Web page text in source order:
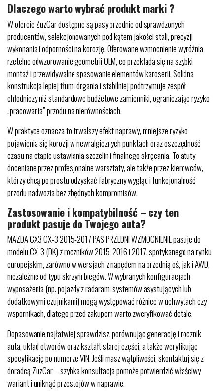
Dlaczego warto wybrać produkt marki ?
W ofercie ZuzCar dostępne są pasy przednie od sprawdzonych
producentów, selekcjonowanych pod kątem jakości stali, precyzji
wykonania i odporności na korozję. Oferowane wzmocnienie wyróżnia
rzetelne odwzorowanie geometrii OEM, co przekłada się na szybki
montaż i przewidywalne spasowanie elementów karoserii. Solidna
konstrukcja lepiej tłumi drgania i stabilniej podtrzymuje zespół
chłodniczy niż standardowe budżetowe zamienniki, ograniczając ryzyko
„pracowania” przodu na nierównościach.
W praktyce oznacza to trwalszy efekt naprawy, mniejsze ryzyko
pojawienia się korozji w newralgicznych punktach oraz oszczędność
czasu na etapie ustawiania szczelin i finalnego skręcania. To atuty
doceniane przez profesjonalne warsztaty, ale także przez kierowców,
którzy chcą po prostu odzyskać fabryczny wygląd i funkcjonalność
przodu nadwozia bez zbędnych kompromisów.
Zastosowanie i kompatybilność – czy ten
produkt pasuje do Twojego auta?
MAZDA CX3 CX-3 2015-2017 PAS PRZEDNI WZMOCNIENIE pasuje do
modelu CX-3 (DK) z roczników 2015, 2016 i 2017, spotykanego na rynku
europejskim, zarówno w wersjach z napędem na przednią oś, jak i AWD,
niezależnie od typu skrzyni biegów. W wybranych konfiguracjach
wyposażenia (np. pojazdy z radarami systemów asystujących lub
dodatkowymi czujnikami) mogą występować różnice w uchwytach czy
wspornikach, dlatego przed zakupem warto zweryfikować detale.
Dopasowanie najłatwiej sprawdzisz, porównując generację i rocznik
auta, układ otworów oraz kształt starej części, a także weryfikując
specyfikację po numerze VIN. Jeśli masz wątpliwości, skontaktuj się z
doradcą ZuzCar – szybka konsultacja pomoże potwierdzić właściwy
wariant i uniknąć przestojów w naprawie.